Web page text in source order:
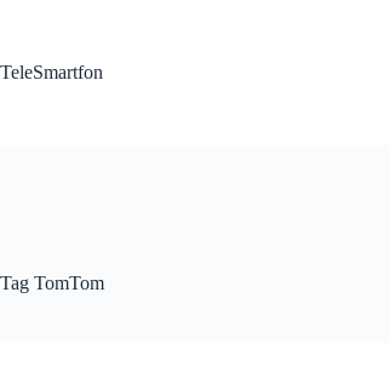
TeleSmartfon
Tag TomTom